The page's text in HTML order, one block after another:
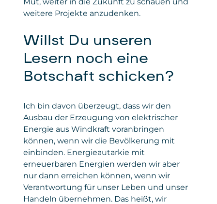
weitere Projekte anzudenken.
Willst Du unseren
Lesern noch eine
Botschaft schicken?
Ich bin davon überzeugt, dass wir den
Ausbau der Erzeugung von elektrischer
Energie aus Windkraft voranbringen
können, wenn wir die Bevölkerung mit
einbinden. Energieautarkie mit
erneuerbaren Energien werden wir aber
nur dann erreichen können, wenn wir
Verantwortung für unser Leben und unser
Handeln übernehmen. Das heißt, wir
https://www.microsoft.com/de-
de/privacy/privacystatement